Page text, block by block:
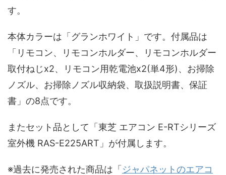
す。
本体カラーは「グランホワイト」です。付属品は
「リモコン、リモコンホルダー、リモコンホルダー
取付ねじx2、リモコン用乾電池x2(単4形)、お掃除
ノズル、お掃除ノズル収納袋、取扱説明書、保証
書」の8点です。
またセット品として「東芝 エアコン E-RTシリーズ
室外機 RAS-E225ART」が付属します。
※過去に発売された商品は「 ジャパネットのエアコ